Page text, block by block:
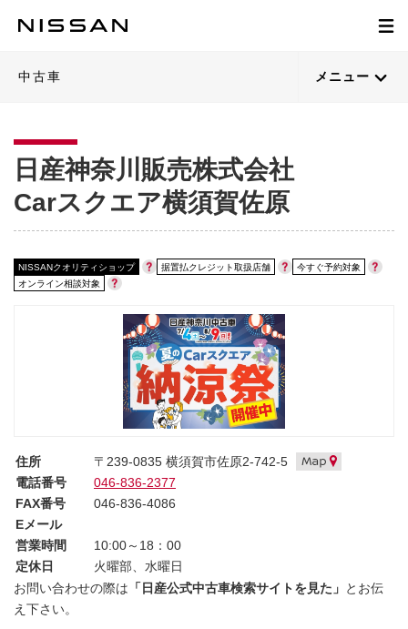
中古車 メニュー
日産神奈川販売株式会社
Carスクエア横須賀佐原
NISSANクオリティショップ 据置払クレジット取扱店舗
今すぐ予約対象
オンライン相談対象
住所
〒239-0835 横須賀市佐原2-742-5
電話番号
046-836-2377
FAX番号
046-836-4086
Eメール
営業時間
10:00～18：00
定休日
火曜部、水曜日
お問い合わせの際は 「日産公式中古車検索サイトを見た」 とお伝
え下さい。
49
閉じる 49
閉じる 50
閉じる 47
閉じる 31
閉じる 35
閉じる 45
閉じる 40
閉じる 45
閉じる 45
閉じる 40
閉じる 43
閉じる 30
閉じる 43
閉じる 39
閉じる 43
閉じる 30
閉じる 45
閉じる 44
閉じる 44
閉じる